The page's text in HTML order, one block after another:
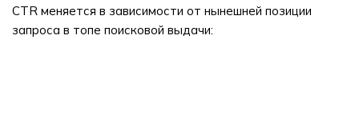
CTR меняется в зависимости от нынешней позиции
запроса в топе поисковой выдачи: